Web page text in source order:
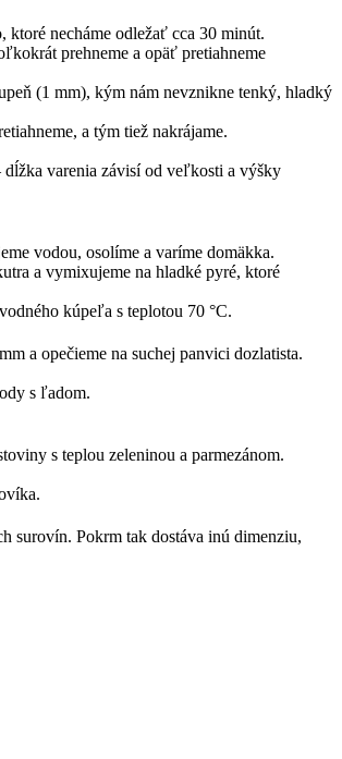
ktoré necháme odležať cca 30 minút.
prehneme a opäť pretiahneme
(1 mm), kým nám nevznikne tenký, hladký
a tým tiež nakrájame.
varenia závisí od veľkosti a výšky
vodou, osolíme a varíme domäkka.
a vymixujeme na hladké pyré, ktoré
kúpeľa s teplotou 70 °C.
a opečieme na suchej panvici dozlatista.
s ľadom.
s teplou zeleninou a parmezánom.
surovín. Pokrm tak dostáva inú dimenziu,